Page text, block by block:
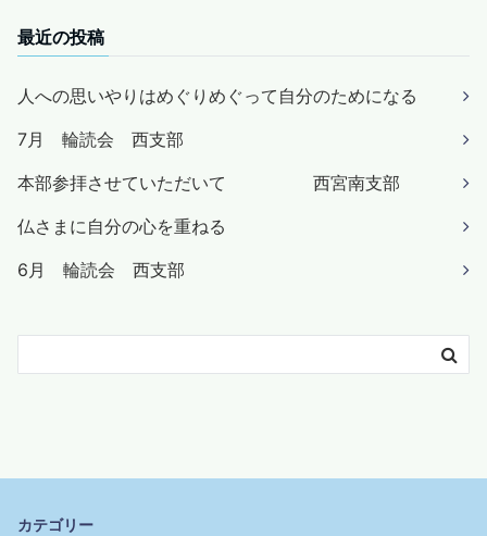
最近の投稿
人への思いやりはめぐりめぐって自分のためになる
7月 輪読会 西支部
本部参拝させていただいて 西宮南支部
仏さまに自分の心を重ねる
6月 輪読会 西支部
カテゴリー